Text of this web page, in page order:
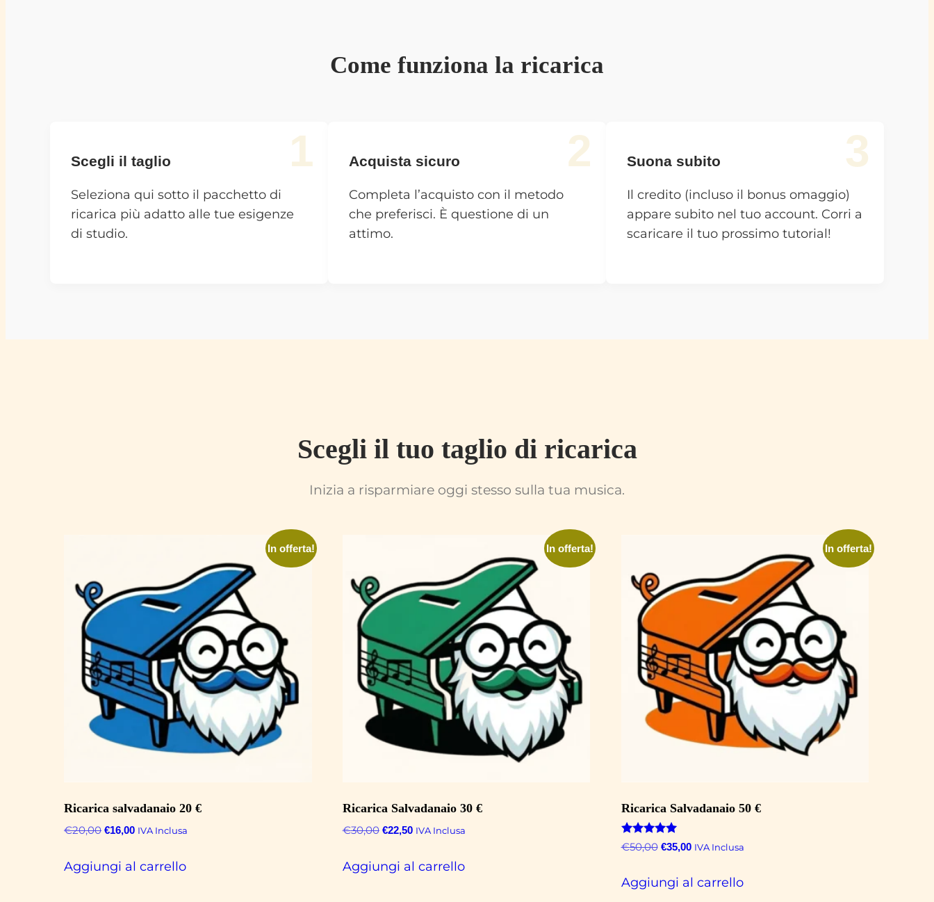
Come funziona la ricarica
1
Scegli il taglio
Seleziona qui sotto il pacchetto di
ricarica più adatto alle tue esigenze
di studio.
2
Acquista sicuro
Completa l’acquisto con il metodo
che preferisci. È questione di un
attimo.
3
Suona subito
Il credito (incluso il bonus omaggio)
appare subito nel tuo account. Corri a
scaricare il tuo prossimo tutorial!
Scegli il tuo taglio di ricarica
Inizia a risparmiare oggi stesso sulla tua musica.
In offerta!
Ricarica salvadanaio 20 €
€20,00 Il
originale
€16,00Il
attuale
IVA Inclusa
Aggiungi al carrello
In offerta!
Ricarica Salvadanaio 30 €
€30,00 Il
originale
€22,50Il
attuale
IVA Inclusa
Aggiungi al carrello
In offerta!
Ricarica Salvadanaio 50 €
Valutato
5.00
€50,00 Il
originale
€35,00Il
attuale
IVA Inclusa
Aggiungi al carrello